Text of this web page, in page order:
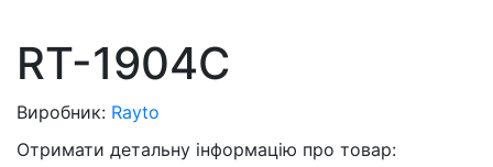
RT-1904C
Виробник: Rayto
Отримати детальну інформацію про товар: